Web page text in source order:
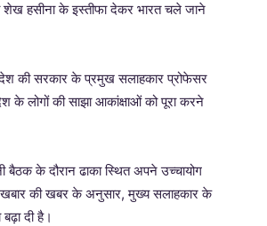
शेख हसीना के इस्तीफा देकर भारत चले जाने
की सरकार के प्रमुख सलाहकार प्रोफेसर
के लोगों की साझा आकांक्षाओं को पूरा करने
बैठक के दौरान ढाका स्थित अपने उच्चायोग
अखबार की खबर के अनुसार, मुख्य सलाहकार के
दी है।